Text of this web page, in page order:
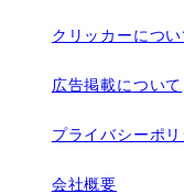
クリッカーについ
広告掲載について
プライバシーポ
会社概要